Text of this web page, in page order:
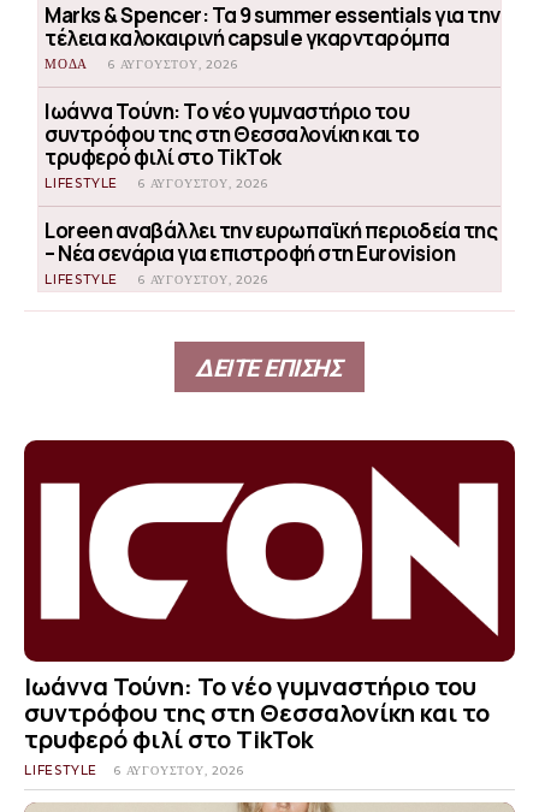
Marks & Spencer: Τα 9 summer essentials για την
τέλεια καλοκαιρινή capsule γκαρνταρόμπα
ΜΟΔΑ 6 ΑΥΓΟΎΣΤΟΥ, 2026
Ιωάννα Τούνη: Το νέο γυμναστήριο του
συντρόφου της στη Θεσσαλονίκη και το
τρυφερό φιλί στο TikTok
LIFESTYLE 6 ΑΥΓΟΎΣΤΟΥ, 2026
Loreen αναβάλλει την ευρωπαϊκή περιοδεία της
– Νέα σενάρια για επιστροφή στη Eurovision
LIFESTYLE 6 ΑΥΓΟΎΣΤΟΥ, 2026
ΔΕΙΤΕ ΕΠΙΣΗΣ
Ιωάννα Τούνη: Το νέο γυμναστήριο του
συντρόφου της στη Θεσσαλονίκη και το
τρυφερό φιλί στο TikTok
LIFESTYLE 6 ΑΥΓΟΎΣΤΟΥ, 2026